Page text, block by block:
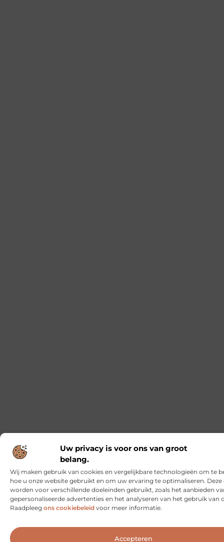
Uw privacy is voor ons van groot
belang.
Wij maken gebruik van cookies en vergelijkbare technologieën om te
hoe u onze website gebruikt en om uw ervaring te optimaliseren. Deze
worden voor verschillende doeleinden gebruikt, zoals het aanbieden
gepersonaliseerde advertenties en het analyseren van het gebruik van
Raadpleeg ons cookiebeleid voor meer informatie.
Accepteren